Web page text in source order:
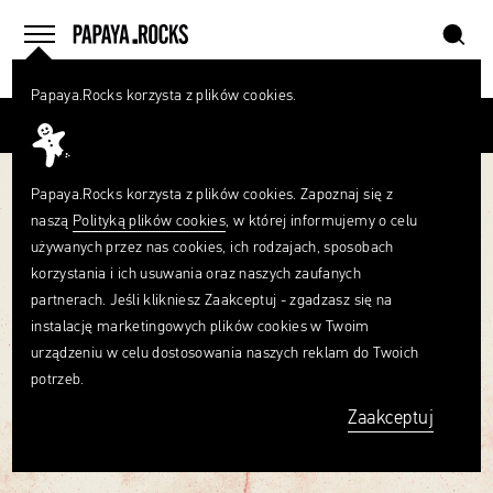
menu
home szukaj
Papaya.Rocks korzysta z plików cookies.
Papaya.Rocks korzysta z plików cookies. Zapoznaj się z
naszą Polityką plików cookies, w której informujemy o celu
używanych przez nas cookies, ich rodzajach, sposobach
korzystania i ich usuwania oraz naszych zaufanych
partnerach. Jeśli klikniesz Zaakceptuj - zgadzasz się na
instalację marketingowych plików cookies w Twoim
urządzeniu w celu dostosowania naszych reklam do Twoich
potrzeb.
Zaakceptuj
Czego
szukasz?